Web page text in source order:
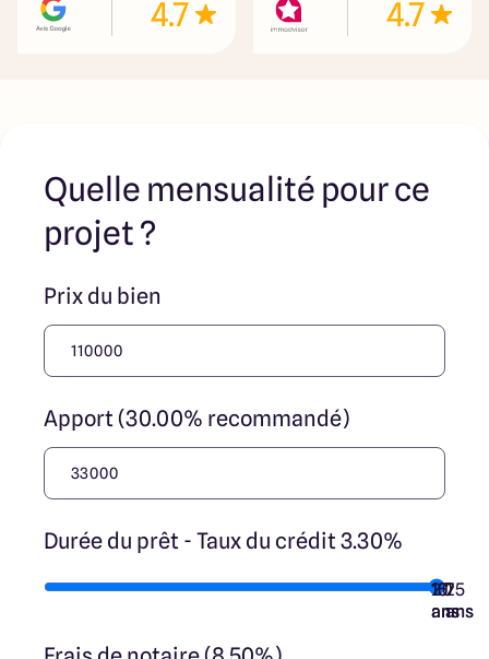
4.7 4.7
Quelle mensualité pour ce
projet ?
Prix du bien
Apport (30.00% recommandé)
Durée du prêt - Taux du crédit 3.30%
7
ans
10
ans
15
ans
20
ans
25
ans